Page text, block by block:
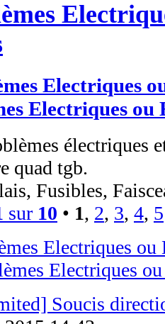
Electriques
Electriques ou
électriques
quad tgb.
Fusibles,
sur 10 • 1, 2, 3, 4, 5
Electriques ou
Electriques
Soucis